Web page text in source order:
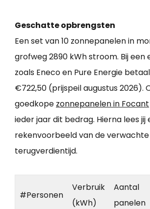
Geschatte opbrengsten
Een set van 10 zonnepanelen in
grofweg 2890 kWh stroom. Bij een
zoals Eneco en Pure Energie
€722,50 (prijspeil augustus 2026).
goedkope zonnepanelen in Focant
ieder jaar dit bedrag. Hierna lees jij
rekenvoorbeeld van de verwachte
terugverdientijd.
#Personen
Verbruik
(kWh)
Aantal
panelen